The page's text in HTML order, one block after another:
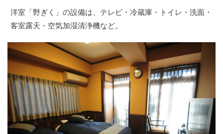
洋室「野ぎく」の設備は、テレビ・冷蔵庫・トイレ・洗面・
客室露天・空気加湿清浄機など。